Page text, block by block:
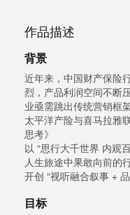
作品描述
背景
近年来，中国财产保险
烈，产品利润空间不断
业亟需跳出传统营销框
太平洋产险与喜马拉雅
思考》
以 “思行大千世界 内观
人生旅途中果敢向前的
开创 “视听融合叙事 +
目标